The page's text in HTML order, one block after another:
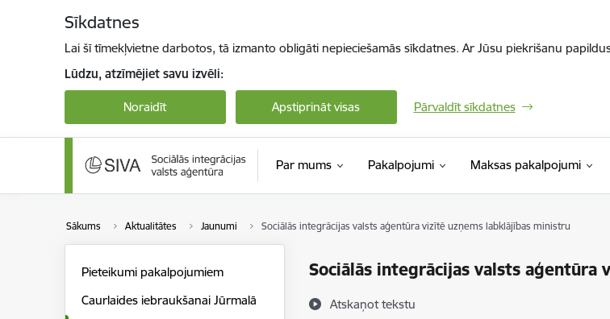
Sīkdatnes
Lai šī tīmekļvietne darbotos, tā izmanto obligāti nepieciešamās sīkdatnes. Ar Jūsu piekrišanu
Lūdzu, atzīmējiet savu izvēli:
Noraidīt Apstiprināt visas Pārvaldīt sīkdatnes
Par mums Pakalpojumi Maksas pakalpojumi
Sākums Aktualitātes Jaunumi Sociālās integrācijas valsts aģentūra vizītē uzņems labklājības ministru
Sociālās integrācijas valsts
Atskaņot tekstu
Pieteikumi pakalpojumiem
Caurlaides iebraukšanai Jūrmalā